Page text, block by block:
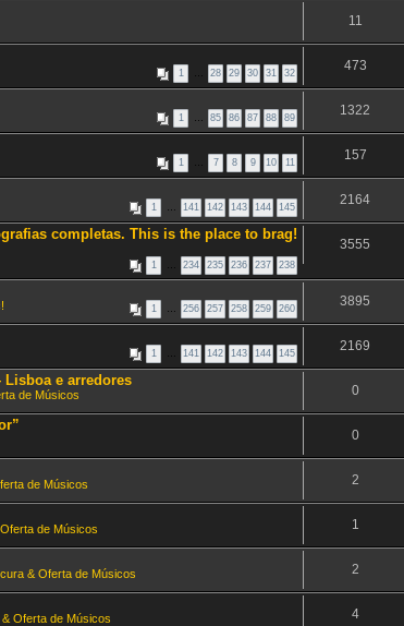
11
1 28 29 30 31 32 473
1 85 86 87 88 89 1322
1 7 8 9 10 11 157
1 141 142 143 144 145 2164
completas. This is the place to brag!
1 234 235 236 237 238
3555
1 256 257 258 259 260 3895
1 141 142 143 144 145 2169
e arredores
de Músicos 0
0
de Músicos 2
de Músicos 1
& Oferta de Músicos 2
Oferta de Músicos 4